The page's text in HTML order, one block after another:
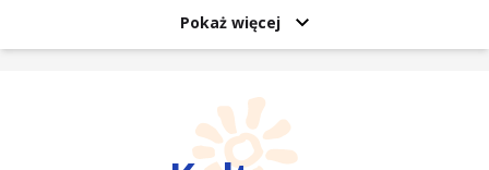
Pokaż więcej